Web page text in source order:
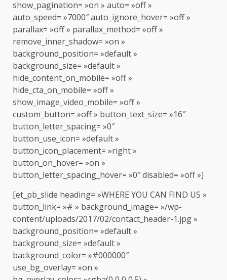
show_pagination= »on » auto= »off »
auto_speed= »7000″ auto_ignore_hover= »off »
parallax= »off » parallax_method= »off »
remove_inner_shadow= »on »
background_position= »default »
background_size= »default »
hide_content_on_mobile= »off »
hide_cta_on_mobile= »off »
show_image_video_mobile= »off »
custom_button= »off » button_text_size= »16″
button_letter_spacing= »0″
button_use_icon= »default »
button_icon_placement= »right »
button_on_hover= »on »
button_letter_spacing_hover= »0″ disabled= »off »]
[et_pb_slide heading= »WHERE YOU CAN FIND US »
button_link= »# » background_image= »/wp-
content/uploads/2017/02/contact_header-1.jpg »
background_position= »default »
background_size= »default »
background_color= »#000000″
use_bg_overlay= »on »